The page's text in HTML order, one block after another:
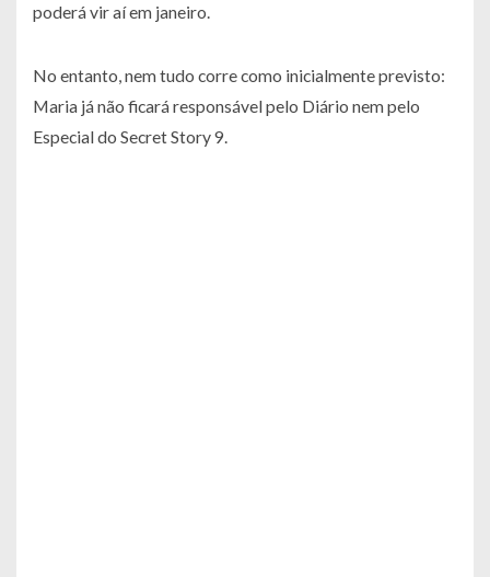
poderá vir aí em janeiro.
No entanto, nem tudo corre como inicialmente previsto:
Maria já não ficará responsável pelo Diário nem pelo
Especial do Secret Story 9.